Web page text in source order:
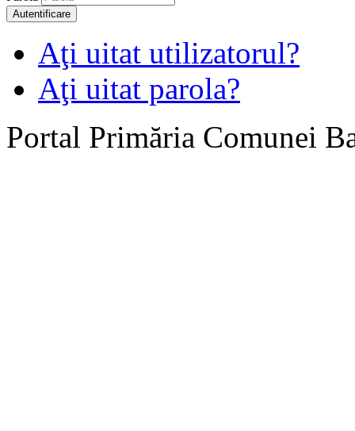
Autentificare
Aţi uitat utilizatorul?
Aţi uitat parola?
Portal Primăria Comunei